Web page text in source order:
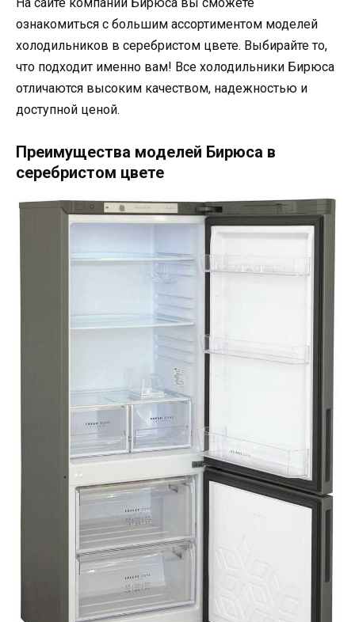
ознакомиться с большим ассортиментом моделей
холодильников в серебристом цвете. Выбирайте то,
что подходит именно вам! Все холодильники Бирюса
отличаются высоким качеством, надежностью и
доступной ценой.
Преимущества моделей Бирюса в
серебристом цвете